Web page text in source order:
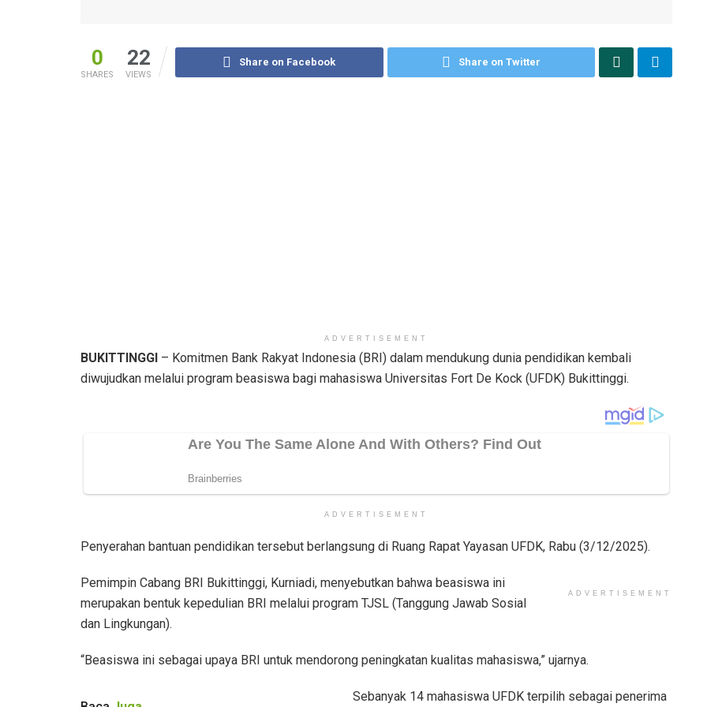
0
SHARES
22
VIEWS
Share on Facebook Share on Twitter
ADVERTISEMENT
BUKITTINGGI – Komitmen Bank Rakyat Indonesia (BRI) dalam mendukung dunia pendidikan kembali
diwujudkan melalui program beasiswa bagi mahasiswa Universitas Fort De Kock (UFDK) Bukittinggi.
ADVERTISEMENT
Penyerahan bantuan pendidikan tersebut berlangsung di Ruang Rapat Yayasan UFDK, Rabu (3/12/2025).
ADVERTISEMENT
Pemimpin Cabang BRI Bukittinggi, Kurniadi, menyebutkan bahwa beasiswa ini
merupakan bentuk kepedulian BRI melalui program TJSL (Tanggung Jawab Sosial
dan Lingkungan).
“Beasiswa ini sebagai upaya BRI untuk mendorong peningkatan kualitas mahasiswa,” ujarnya.
Sebanyak 14 mahasiswa UFDK terpilih sebagai penerima